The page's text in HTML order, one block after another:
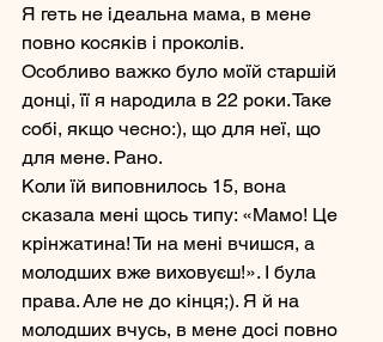
Я геть не ідеальна мама, в мене
повно косяків і проколів.
Особливо важко було моїй старшій
донці, її я народила в 22 роки. Таке
собі, якщо чесно:), що для неї, що
для мене. Рано.
Коли їй виповнилось 15, вона
сказала мені щось типу: «Мамо! Це
крінжатина! Ти на мені вчишся, а
молодших вже виховуєш!». І була
права. Але не до кінця;). Я й на
молодших вчусь, в мене досі повно